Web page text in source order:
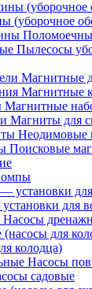
(уборочное
Пылесосы
Магнитные
Магнитные
Магнитные
Магниты для
Неодимовые
Поисковые
для
Насосы
колодца)
Насосы
садовые